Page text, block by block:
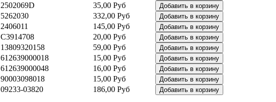
2502069D
35,00 Руб
5262030
332,00 Руб
2406011
145,00 Руб
C3914708
20,00 Руб
13809320158
59,00 Руб
612639000018
15,00 Руб
612639000048
16,00 Руб
90003098018
15,00 Руб
09233-03820 186,00 Руб